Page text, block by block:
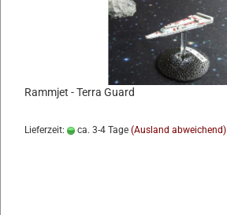
Rammjet - Terra Guard
Lieferzeit: ca. 3-4 Tage (Ausland abweichend)